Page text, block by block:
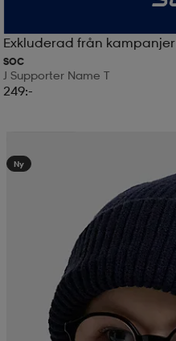
Exkluderad från kampanjer
SOC
J Supporter Name T
249:-
Ny